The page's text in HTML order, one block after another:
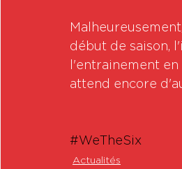
début de saison,
l'entrainement
attend encore
#WeTheSix
Actualités